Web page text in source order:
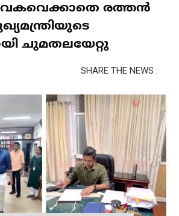
വകവെക്കാതെ രത്തൻ
ചുമതലയേറ്റു
SHARE THE NEWS :